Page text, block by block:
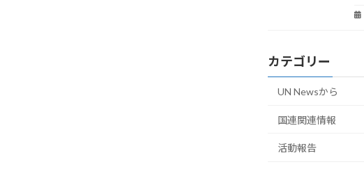
カテゴリー
UN Newsから
国連関連情報
活動報告